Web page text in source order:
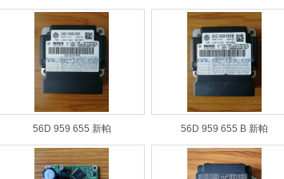
56D 959 655 新帕 56D 959 655 B 新帕